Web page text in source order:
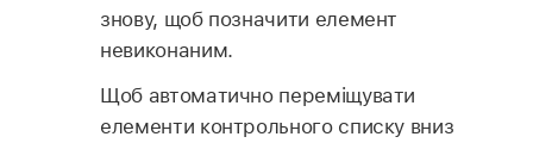
знову, щоб позначити елемент
невиконаним.
Щоб автоматично переміщувати
елементи контрольного списку вниз